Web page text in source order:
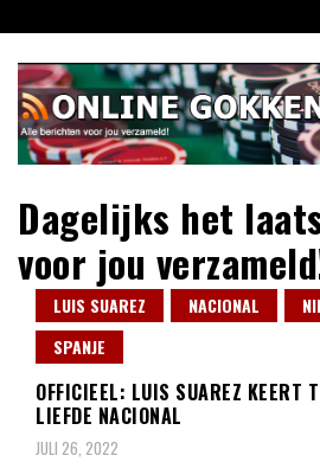
naar
inhoud
Dagelijks het
voor jou
LUIS SUAREZ NACIONAL
SPANJE
OFFICIEEL: LUIS SUAREZ KEERT
LIEFDE NACIONAL
JULI 26, 2022